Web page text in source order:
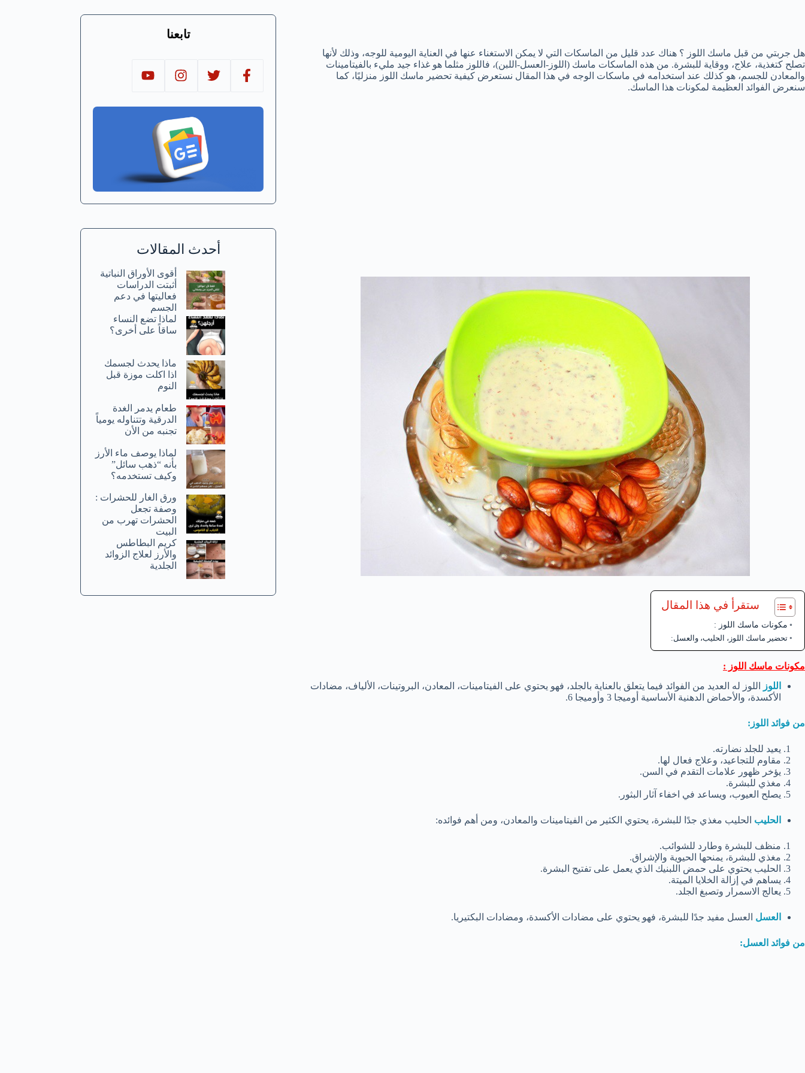
هل جربتي من قبل ماسك اللوز ؟ هناك عدد قليل من الماسكات التي لا يمكن الاستغناء عنها في العناية اليومية للوجه، وذلك لأنها
تصلح كتغذية، علاج، ووقاية للبشرة. من هذه الماسكات ماسك (اللوز-العسل-اللبن)، فاللوز مثلما هو غذاء جيد مليء بالفيتامينات
والمعادن للجسم، هو كذلك عند استخدامه في ماسكات الوجه في هذا المقال نستعرض كيفية تحضير ماسك اللوز منزليًا، كما
سنعرض الفوائد العظيمة لمكونات هذا الماسك.
ستقرأ في هذا المقال
مكونات ماسك اللوز :
تحضير ماسك اللوز، الحليب، والعسل:
مكونات ماسك اللوز :
اللوز
اللوز له العديد من الفوائد فيما يتعلق بالعناية بالجلد، فهو يحتوي على الفيتامينات، المعادن، البروتينات، الألياف، مضادات
الأكسدة، والأحماض الدهنية الأساسية أوميجا 3 وأوميجا 6.
من فوائد اللوز:
يعيد للجلد نضارته.
مقاوم للتجاعيد، وعلاج فعال لها.
يؤخر ظهور علامات التقدم في السن.
مغذي للبشرة.
يصلح العيوب، ويساعد في اخفاء آثار البثور.
الحليب الحليب مغذي جدًا للبشرة، يحتوي الكثير من الفيتامينات والمعادن، ومن أهم فوائده:
منظف للبشرة وطارد للشوائب.
مغذي للبشرة، يمنحها الحيوية والإشراق.
الحليب يحتوي على حمض اللبنيك الذي يعمل على تفتيح البشرة.
يساهم في إزالة الخلايا الميتة.
يعالج الاسمرار وتصبغ الجلد.
العسل العسل مفيد جدًا للبشرة، فهو يحتوي على مضادات الأكسدة، ومضادات البكتيريا.
من فوائد العسل:
تابعنا
أحدث المقالات
أقوى الأوراق النباتية
أثبتت الدراسات
فعاليتها في دعم
الجسم
لماذا تضع النساء
ساقاً على أخرى؟
ماذا يحدث لجسمك
اذا اكلت موزة قبل
النوم
طعام يدمر الغدة
الدرقية وتتناوله يومياً
تجنبه من الأن
لماذا يوصف ماء الأرز
بأنه “ذهب سائل”
وكيف تستخدمه؟
ورق الغار للحشرات :
وصفة تجعل
الحشرات تهرب من
البيت
كريم البطاطس
والأرز لعلاج الزوائد
الجلدية